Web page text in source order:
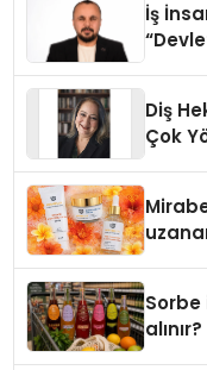
İş
Diş
Çok
alınır?